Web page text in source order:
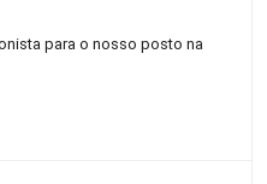
para o nosso posto na